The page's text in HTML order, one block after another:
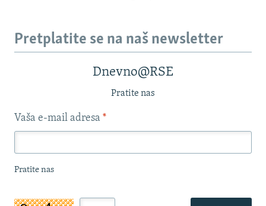
Pretplatite se na naš newsletter
Dnevno@RSE
Pratite nas
Vaša e-mail adresa *
Pratite nas